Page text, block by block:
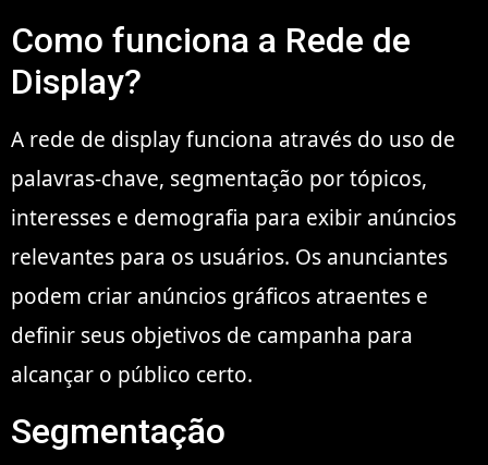
Como funciona a Rede de
Display?
A rede de display funciona através do uso de
palavras-chave, segmentação por tópicos,
interesses e demografia para exibir anúncios
relevantes para os usuários. Os anunciantes
podem criar anúncios gráficos atraentes e
definir seus objetivos de campanha para
alcançar o público certo.
Segmentação